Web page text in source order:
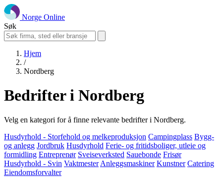
Norge Online
Søk
Hjem
/
Nordberg
Bedrifter i Nordberg
Velg en kategori for å finne relevante bedrifter i Nordberg.
Husdyrhold - Storfehold og melkeproduksjon Campingplass Bygg-
og anlegg Jordbruk Husdyrhold Ferie- og fritidsboliger, utleie og
formidling Entreprenør Sveiseverksted Sauebonde Frisør
Husdyrhold - Svin Vaktmester Anleggsmaskiner Kunstner Catering
Eiendomsforvalter